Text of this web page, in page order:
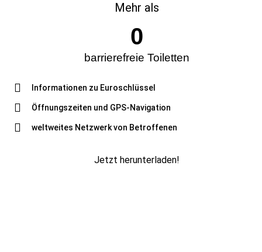
Mehr als
barrierefreie Toiletten
0
Informationen zu Euroschlüssel
Öffnungszeiten und GPS-Navigation
weltweites Netzwerk von Betroffenen
Jetzt herunterladen!